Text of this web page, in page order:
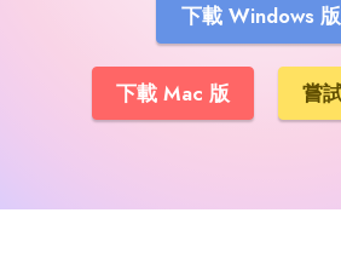
下載 Windows
下載 Mac 版 嘗